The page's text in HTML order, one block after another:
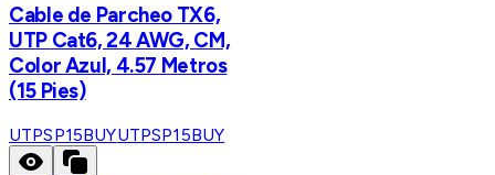
Cable de Parcheo TX6,
UTP Cat6, 24 AWG, CM,
Color Azul, 4.57 Metros
(15 Pies)
UTPSP15BUYUTPSP15BUY